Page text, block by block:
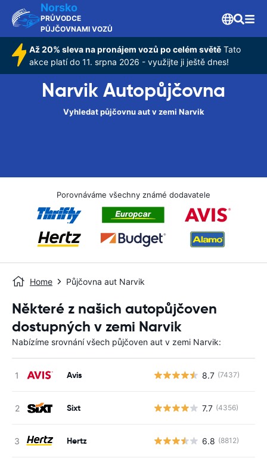
Norsko
PRŮVODCE
PŮJČOVNAMI VOZŮ
Až 20% sleva na pronájem vozů po celém světě Tato
akce platí do 11. srpna 2026 - využijte ji ještě dnes!
Narvik Autopůjčovna
Vyhledat půjčovnu aut v zemi Narvik
Porovnáváme všechny známé dodavatele
Home Půjčovna aut Narvik
Některé z našich autopůjčoven
dostupných v zemi Narvik
Nabízíme srovnání všech půjčoven aut v zemi Narvik:
Avis 8.7 (7437)
Sixt 7.7 (4356)
Hertz 6.8 (8812)